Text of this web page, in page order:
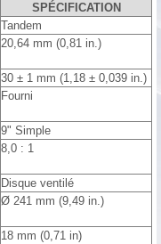
SPÉCIFICATION
Tandem
20,64 mm (0,81 in.)
30 ± 1 mm (1,18 ± 0,039 in.)
Fourni
9" Simple
8,0 : 1
Disque ventilé
Ø 241 mm (9,49 in.)
18 mm (0,71 in)